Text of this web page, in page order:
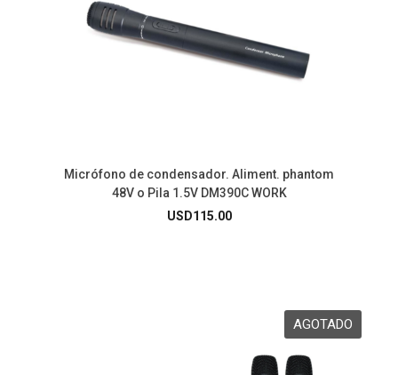
Micrófono de condensador. Aliment. phantom
48V o Pila 1.5V DM390C WORK
USD115.00